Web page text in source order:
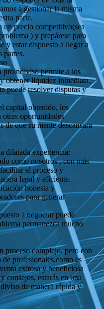
a gestionar la misma
parte.
un precio competitivo(sea
) y prepárese para
y estar dispuesto a llegar a
partes.
permite a los
obtener liquidez inmediata.
puede resolver disputas y
capital obtenido, los
oportunidades
que su mente descansara
dilatada experiencia:
como nosotros , con más
el proceso y
legal y eficiente.
honesta y
para generar
a negociar puede
permanezca mucho
proceso complejo, pero con
de profesionales,como es
exitosa y beneficiosa
consejos, estarás en una
de manera rápida y